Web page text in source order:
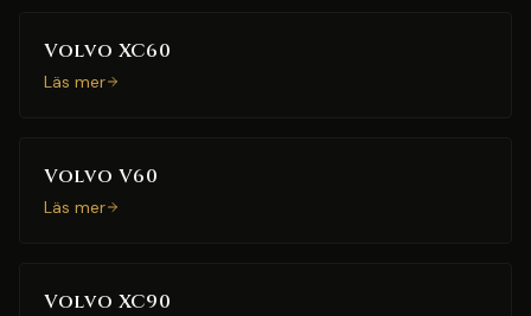
Volvo XC60
Läs mer
Volvo V60
Läs mer
Volvo XC90